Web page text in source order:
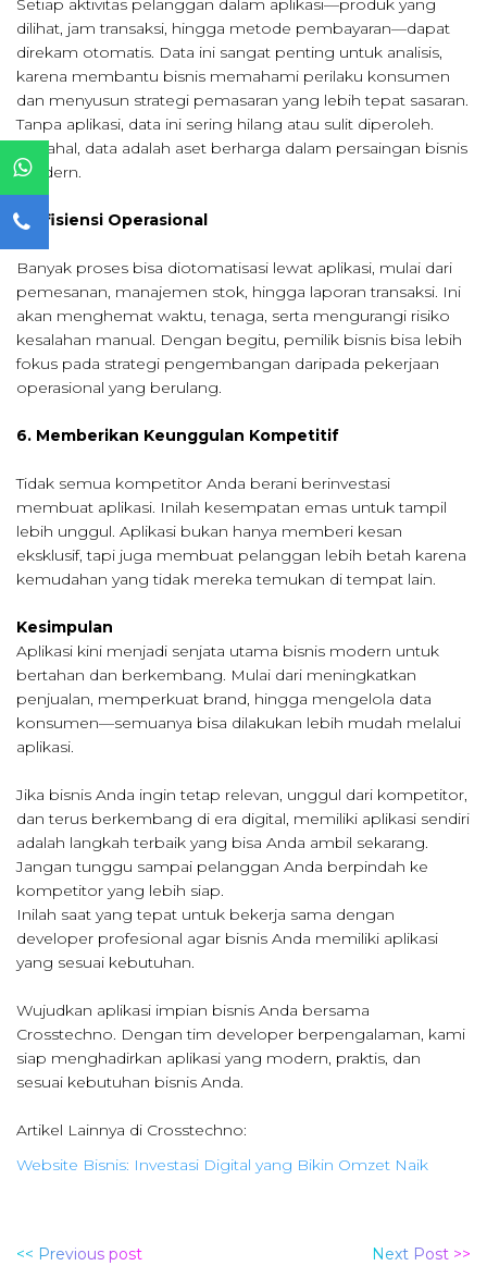
Setiap aktivitas pelanggan dalam aplikasi—produk yang
dilihat, jam transaksi, hingga metode pembayaran—dapat
direkam otomatis. Data ini sangat penting untuk analisis,
karena membantu bisnis memahami perilaku konsumen
dan menyusun strategi pemasaran yang lebih tepat sasaran.
Tanpa aplikasi, data ini sering hilang atau sulit diperoleh.
Padahal, data adalah aset berharga dalam persaingan bisnis
modern.
5. Efisiensi Operasional
Banyak proses bisa diotomatisasi lewat aplikasi, mulai dari
pemesanan, manajemen stok, hingga laporan transaksi. Ini
akan menghemat waktu, tenaga, serta mengurangi risiko
kesalahan manual. Dengan begitu, pemilik bisnis bisa lebih
fokus pada strategi pengembangan daripada pekerjaan
operasional yang berulang.
6. Memberikan Keunggulan Kompetitif
Tidak semua kompetitor Anda berani berinvestasi
membuat aplikasi. Inilah kesempatan emas untuk tampil
lebih unggul. Aplikasi bukan hanya memberi kesan
eksklusif, tapi juga membuat pelanggan lebih betah karena
kemudahan yang tidak mereka temukan di tempat lain.
Kesimpulan
Aplikasi kini menjadi senjata utama bisnis modern untuk
bertahan dan berkembang. Mulai dari meningkatkan
penjualan, memperkuat brand, hingga mengelola data
konsumen—semuanya bisa dilakukan lebih mudah melalui
aplikasi.
Jika bisnis Anda ingin tetap relevan, unggul dari kompetitor,
dan terus berkembang di era digital, memiliki aplikasi sendiri
adalah langkah terbaik yang bisa Anda ambil sekarang.
Jangan tunggu sampai pelanggan Anda berpindah ke
kompetitor yang lebih siap.
Inilah saat yang tepat untuk bekerja sama dengan
developer profesional agar bisnis Anda memiliki aplikasi
yang sesuai kebutuhan.
Wujudkan aplikasi impian bisnis Anda bersama
Crosstechno. Dengan tim developer berpengalaman, kami
siap menghadirkan aplikasi yang modern, praktis, dan
sesuai kebutuhan bisnis Anda.
Artikel Lainnya di Crosstechno:
Website Bisnis: Investasi Digital yang Bikin Omzet Naik
<< Previous post Next Post >>